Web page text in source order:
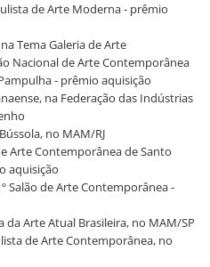
de Arte Moderna - prêmio
Tema Galeria de Arte
Nacional de Arte Contemporânea
- prêmio aquisição
na Federação das Indústrias
no MAM/RJ
Arte Contemporânea de Santo
aquisição
Salão de Arte Contemporânea -
da Arte Atual Brasileira, no MAM/SP
de Arte Contemporânea, no